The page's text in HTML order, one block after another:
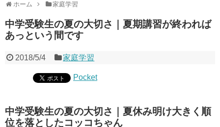
ホーム 家庭学習
中学受験生の夏の大切さ｜夏期講習が終われば
あっという間です
2018/5/4 家庭学習
Pocket
中学受験生の夏の大切さ｜夏休み明け大きく順
位を落としたコッコちゃん